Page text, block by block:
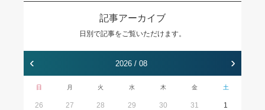
記事アーカイブ
日別で記事をご覧いただけます。
‹ 2026 / 08 ›
日 月 火 水 木 金 土
26 27 28 29 30 31 1